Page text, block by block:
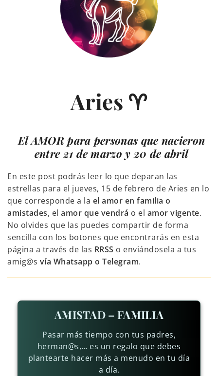
Aries ♈
ElAMOR para personas que nacieron
entre 21 de marzo y 20 de abril
En este post podrás leer lo que deparan las
estrellas para el jueves, 15 de febrero de Aries en lo
que corresponde a la el amor en familia o
amistades, el amor que vendrá o el amor vigente.
No olvides que las puedes compartir de forma
sencilla con los botones que encontrarás en esta
página a través de las RRSS o enviándosela a tus
amig@s vía Whatsapp o Telegram.
AMISTAD – FAMILIA
Pasar más tiempo con tus padres,
herman@s,… es un regalo que debes
plantearte hacer más a menudo en tu día
a día.